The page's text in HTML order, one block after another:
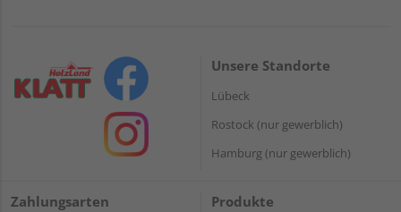
Unsere Standorte
Lübeck
Rostock (nur gewerblich)
Hamburg (nur gewerblich)
Zahlungsarten Produkte